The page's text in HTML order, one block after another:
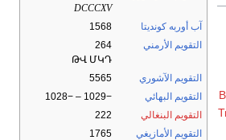
DCCCXV
آب أوربه كونديتا
1568
التقويم الأرمني
264
ԹՎ ՄԿԴ
التقويم الآشوري
5565
التقويم البهائي
−1029 – −1028
التقويم البنغالي
222
التقويم الأمازيغي
1765